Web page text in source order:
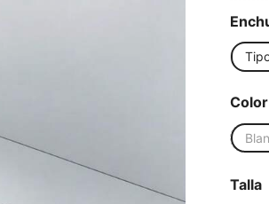
Color
Talla